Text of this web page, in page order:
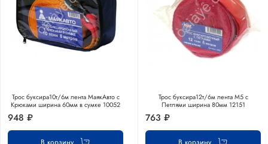
Трос буксира10т/6м лента МаякАвто с
Крюками ширина 60мм в сумке 10052
948 ₽
Трос буксира12т/6м лента М5 с
Петлями ширина 80мм 12151
763 ₽